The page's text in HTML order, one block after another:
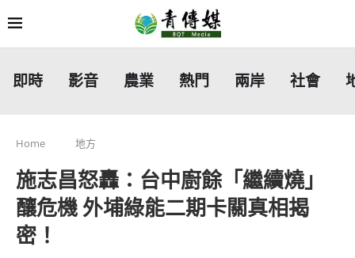
即時 影音 農業 熱門 兩岸 社會
Home 地方
施志昌怒轟：台中廚餘「繼續燒」
釀危機 外埔綠能二期卡關真相揭
密！